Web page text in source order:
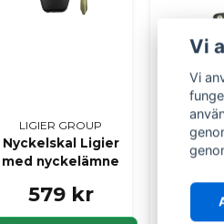
LIGIER GROUP
Nyckelskal Ligier
med nyckelämne
579 kr
LIGIER
Vi
Vi